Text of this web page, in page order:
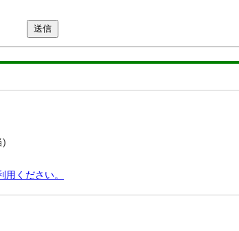
送信
)
ください。